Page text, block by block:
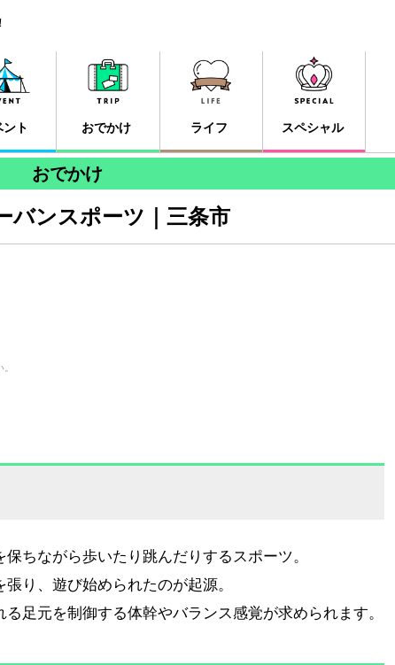
ント おでかけ ライフ スペシャル
おでかけ
バンスポーツ｜三条市
ちながら歩いたり跳んだりするスポーツ。
り、遊び始められたのが起源。
足元を制御する体幹やバランス感覚が求められます。